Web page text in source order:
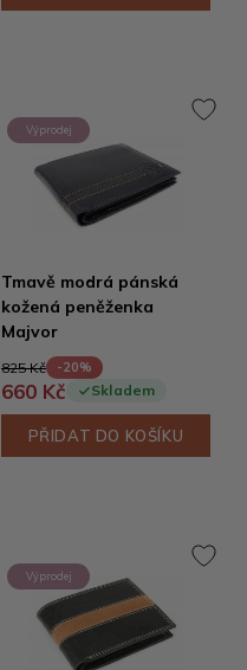
Výprodej
Tmavě modrá pánská
kožená peněženka
Majvor
825 Kč -20%
660 Kč Skladem
PŘIDAT DO KOŠÍKU
Výprodej